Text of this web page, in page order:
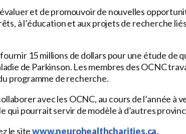
et de promouvoir de nouvelles
à l’éducation et aux projets de recherche
15 millions de dollars pour une étude de
de Parkinson. Les membres des OCNC
programme de recherche.
avec les OCNC, au cours de l’année à
pourrait servir de modèle à d’autres
le sitewww.neurohealthcharities.ca.